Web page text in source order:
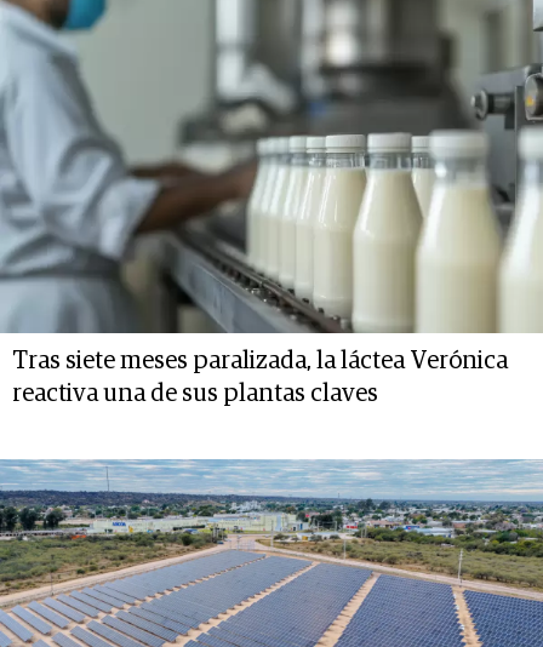
Tras siete meses paralizada, la láctea Verónica
reactiva una de sus plantas claves